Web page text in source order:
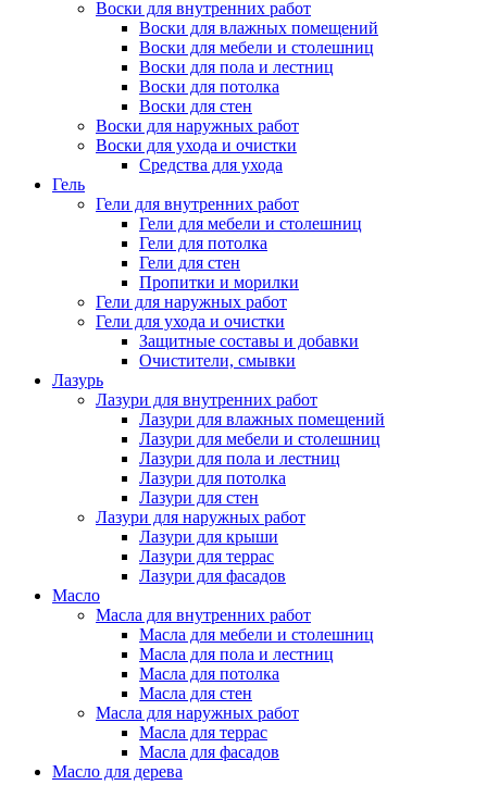
Воски для внутренних работ
Воски для влажных помещений
Воски для мебели и столешниц
Воски для пола и лестниц
Воски для потолка
Воски для стен
Воски для наружных работ
Воски для ухода и очистки
Средства для ухода
Гель
Гели для внутренних работ
Гели для мебели и столешниц
Гели для потолка
Гели для стен
Пропитки и морилки
Гели для наружных работ
Гели для ухода и очистки
Защитные составы и добавки
Очистители, смывки
Лазурь
Лазури для внутренних работ
Лазури для влажных помещений
Лазури для мебели и столешниц
Лазури для пола и лестниц
Лазури для потолка
Лазури для стен
Лазури для наружных работ
Лазури для крыши
Лазури для террас
Лазури для фасадов
Масло
Масла для внутренних работ
Масла для мебели и столешниц
Масла для пола и лестниц
Масла для потолка
Масла для стен
Масла для наружных работ
Масла для террас
Масла для фасадов
Масло для дерева